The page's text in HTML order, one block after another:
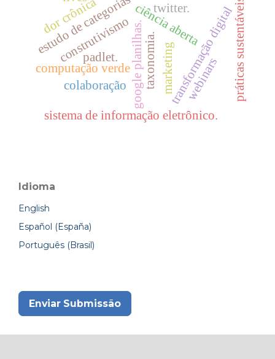
ciência aberta
google planilhas. transformação digital
sistema de informação eletrônico.
computação verde práticas sustentáveis
estudo de categorias
taxonomia.
construtivismo
colaboração
padlet.
dor crônica
marketing
twitter.
webinars
Idioma
English
Español (España)
Português (Brasil)
Enviar Submissão